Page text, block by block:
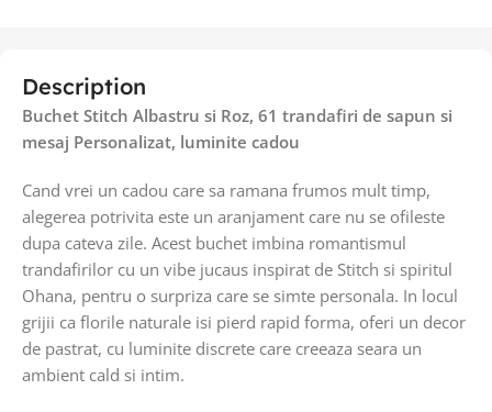
Description
Buchet Stitch Albastru si Roz, 61 trandafiri de sapun si
mesaj Personalizat, luminite cadou
Cand vrei un cadou care sa ramana frumos mult timp,
alegerea potrivita este un aranjament care nu se ofileste
dupa cateva zile. Acest buchet imbina romantismul
trandafirilor cu un vibe jucaus inspirat de Stitch si spiritul
Ohana, pentru o surpriza care se simte personala. In locul
grijii ca florile naturale isi pierd rapid forma, oferi un decor
de pastrat, cu luminite discrete care creeaza seara un
ambient cald si intim.